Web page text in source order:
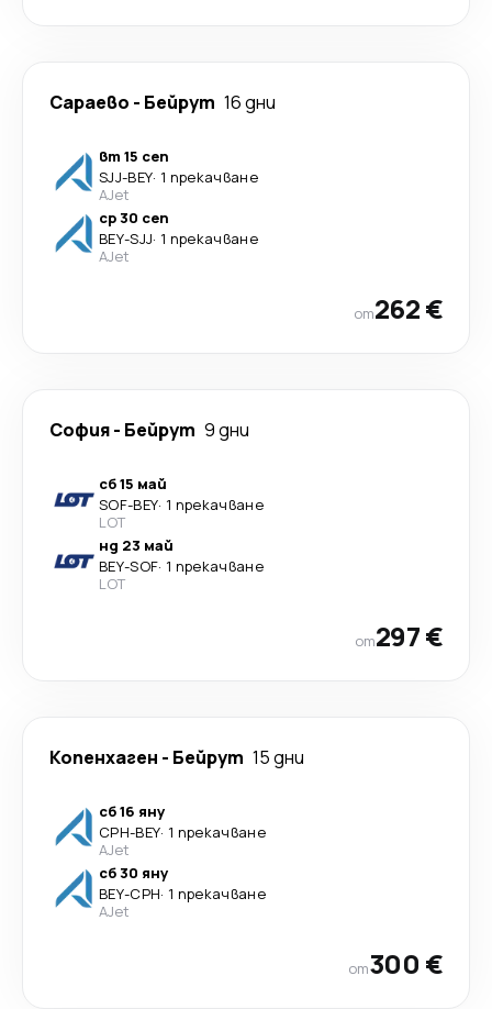
Сараево - Бейрут 16 дни
вт 15 сеп
SJJ-BEY· 1 прекачване
AJet
ср 30 сеп
BEY-SJJ· 1 прекачване
AJet
от262 €
София- Бейрут 9 дни
сб 15 май
SOF-BEY· 1 прекачване
LOT
нд 23 май
BEY-SOF· 1 прекачване
LOT
от297 €
Копенхаген - Бейрут 15 дни
сб 16 яну
CPH-BEY· 1 прекачване
AJet
сб 30 яну
BEY-CPH· 1 прекачване
AJet
от300 €